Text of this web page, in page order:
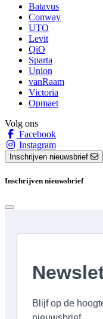
Batavus
Conway
UTO
Levit
QiO
Sparta
Union
vanRaam
Victoria
Opmaet
Volg ons
Facebook
Instagram
Inschrijven nieuwsbrief
Inschrijven nieuwsbrief